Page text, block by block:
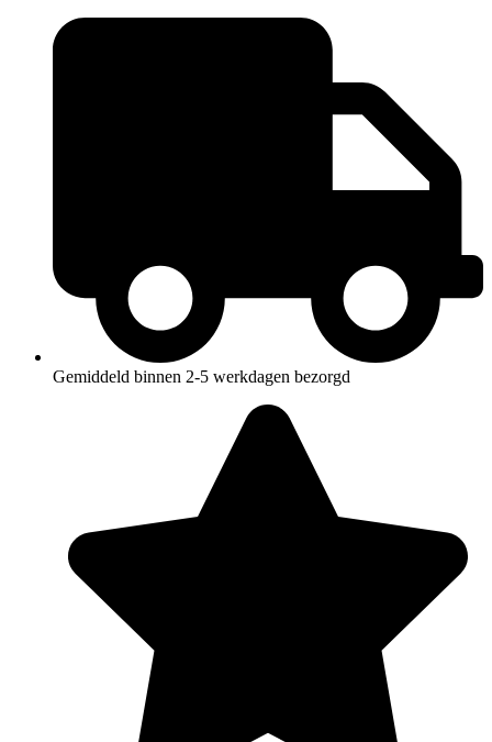
Gemiddeld binnen 2-5 werkdagen bezorgd